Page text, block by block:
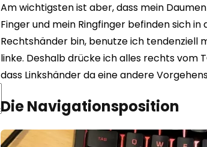
Am wichtigsten ist aber, dass mein
Finger und mein Ringfinger befinden sich
Rechtshänder bin, benutze ich tendenziell
linke. Deshalb drücke ich alles rechts vom
dass Linkshänder da eine andere
Die Navigationsposition